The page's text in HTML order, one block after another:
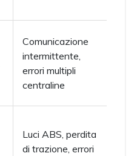
Comunicazione
intermittente,
errori multipli
centraline
Luci ABS, perdita
di trazione, errori